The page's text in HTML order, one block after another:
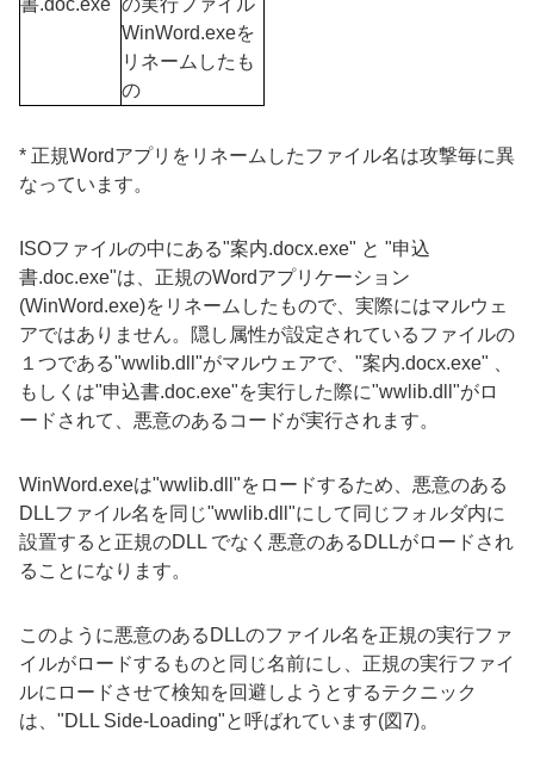
書.doc.exe の実行ファイル
WinWord.exeを
リネームしたも
の
* 正規Wordアプリをリネームしたファイル名は攻撃毎に異
なっています。
ISOファイルの中にある"案内.docx.exe" と "申込
書.doc.exe"は、正規のWordアプリケーション
(WinWord.exe)をリネームしたもので、実際にはマルウェ
アではありません。隠し属性が設定されているファイルの
１つである"wwlib.dll"がマルウェアで、 "案内.docx.exe"
もしくは"申込書.doc.exe"を実行した際に"wwlib.dll"がロ
ードされて、悪意のあるコードが実行されます。
WinWord.exeは"wwlib.dll"をロードするため、悪意のある
DLLファイル名を同じ"wwlib.dll"にして同じフォルダ内に
設置すると正規のDLL でなく悪意のあるDLLがロードされ
ることになります。
このように悪意のあるDLLのファイル名を正規の実行ファ
イルがロードするものと同じ名前にし、正規の実行ファイ
ルにロードさせて検知を回避しようとするテクニック
は、 "DLL Side-Loading"と呼ばれています(図7)。